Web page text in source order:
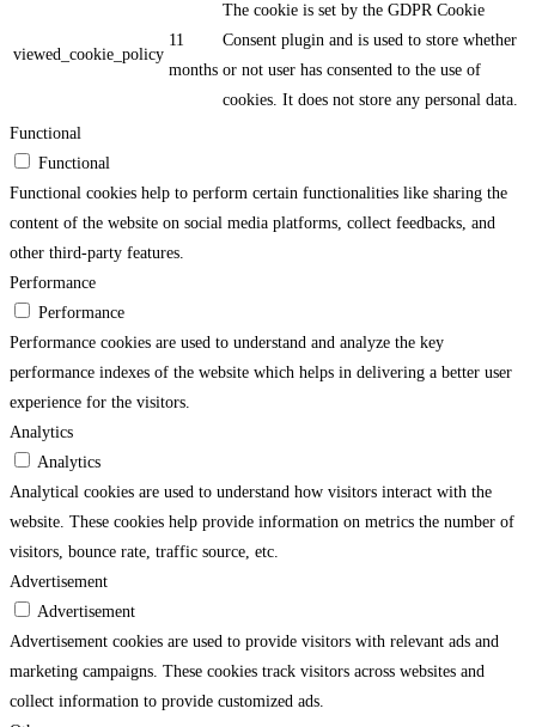
viewed_cookie_policy
11
months
The cookie is set by the GDPR Cookie
Consent plugin and is used to store whether
or not user has consented to the use of
cookies. It does not store any personal data.
Functional
Functional
Functional cookies help to perform certain functionalities like sharing the
content of the website on social media platforms, collect feedbacks, and
other third-party features.
Performance
Performance
Performance cookies are used to understand and analyze the key
performance indexes of the website which helps in delivering a better user
experience for the visitors.
Analytics
Analytics
Analytical cookies are used to understand how visitors interact with the
website. These cookies help provide information on metrics the number of
visitors, bounce rate, traffic source, etc.
Advertisement
Advertisement
Advertisement cookies are used to provide visitors with relevant ads and
marketing campaigns. These cookies track visitors across websites and
collect information to provide customized ads.